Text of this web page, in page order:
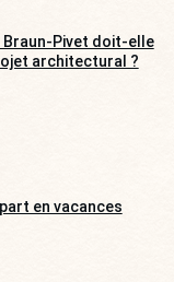
Braun-Pivet doit-elle
architectural ?
en vacances